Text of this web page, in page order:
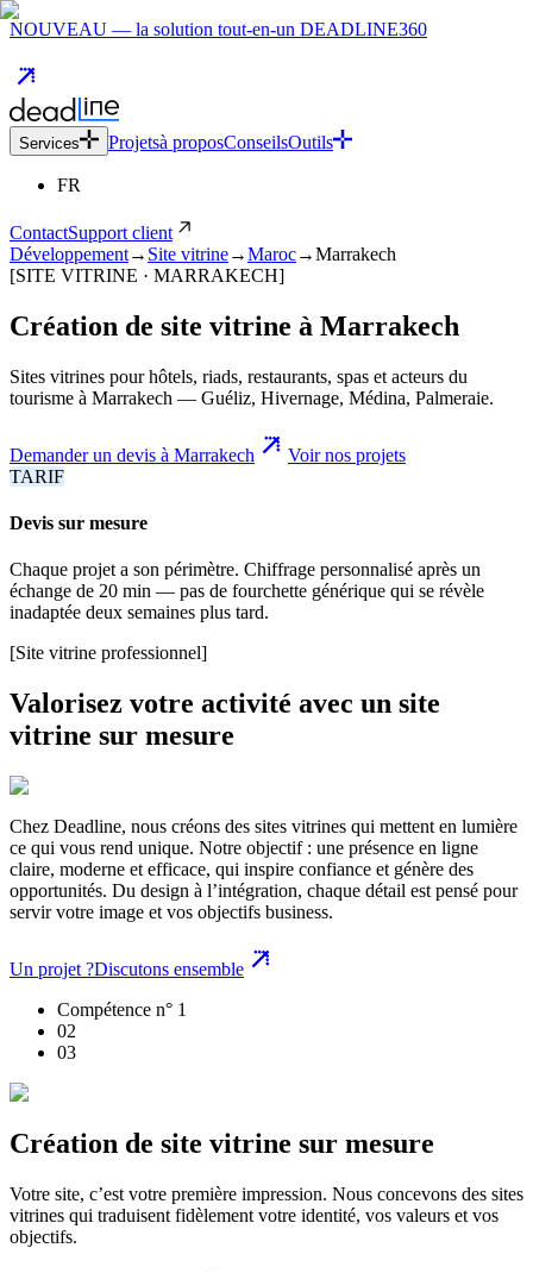
NOUVEAU — la solution tout-en-un DEADLINE360
Services Projetsà proposConseilsOutils
FR
ContactSupport client
Développement→ Site vitrine→Maroc→Marrakech
[SITE VITRINE · MARRAKECH]
Création de site vitrine à Marrakech
Sites vitrines pour hôtels, riads, restaurants, spas et acteurs du
tourisme à Marrakech — Guéliz, Hivernage, Médina, Palmeraie.
Demander un devis à Marrakech
Voir nos projets
TARIF
Devis sur mesure
Chaque projet a son périmètre. Chiffrage personnalisé après un
échange de 20 min — pas de fourchette générique qui se révèle
inadaptée deux semaines plus tard.
[Site vitrine professionnel]
Valorisez votre activité avec un site
vitrine sur mesure
Chez Deadline, nous créons des sites vitrines qui mettent en lumière
ce qui vous rend unique. Notre objectif : une présence en ligne
claire, moderne et efficace, qui inspire confiance et génère des
opportunités. Du design à l’intégration, chaque détail est pensé pour
servir votre image et vos objectifs business.
Un projet ?Discutons ensemble
Compétence n° 1
02
03
Création de site vitrine sur mesure
Votre site, c’est votre première impression. Nous concevons des sites
vitrines qui traduisent fidèlement votre identité, vos valeurs et vos
objectifs.